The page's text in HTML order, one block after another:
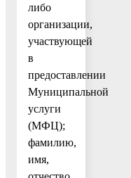
либо
организации,
участвующей
в
предоставлении
Муниципальной
услуги
(МФЦ);
фамилию,
имя,